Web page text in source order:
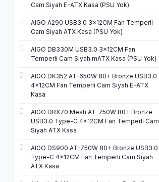
Cam Siyah E-ATX Kasa (PSU Yok)
AIGO A290 USB3.0 3×12CM Fan Temperli
Cam Siyah ATX Kasa (PSU Yok)
AIGO DB330M USB3.0 3×12CM Fan
Temperli Cam Siyah mATX Kasa (PSU Yok)
AIGO DK352 AT-650W 80+ Bronze USB3.0
4×12CM Fan Temperli Cam Siyah E-ATX
Kasa
AIGO DRX70 Mesh AT-750W 80+ Bronze
USB3.0 Type-C 4×12CM Fan Temperli Cam
Siyah ATX Kasa
AIGO DS900 AT-750W 80+ Bronze USB3.0
Type-C 4×12CM Fan Temperli Cam Siyah
ATX Kasa